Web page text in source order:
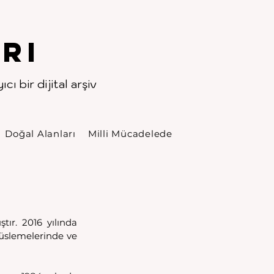
bir dijital arşiv
Doğal Alanları Milli Mücadelede
2016 yılında
ve